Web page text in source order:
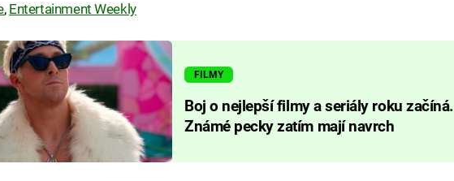
, Entertainment Weekly
FILMY
Boj o nejlepší filmy a seriály roku začíná.
Známé pecky zatím mají navrch